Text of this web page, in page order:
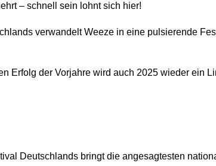
– schnell sein lohnt sich hier!
verwandelt Weeze in eine pulsierende
Erfolg der Vorjahre wird auch 2025 wieder ein
Deutschlands bringt die angesagtesten